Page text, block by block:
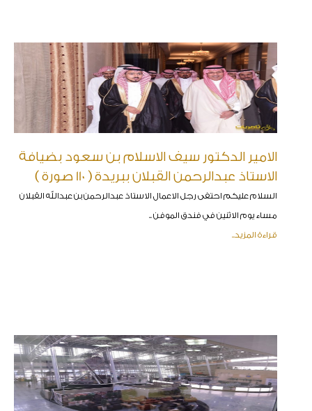
الامير الدكتور سيف الاسلام بن سعود بضيافة
الاستاذ عبدالرحمن القبلان ببريدة ( 110 صورة )
السلام عليكم احتفى رجل الاعمال الاستاذ عبدالرحمن بن عبدالله القبلان
مساء يوم الاثنين في فندق الموفن ..
قراءة المزيد..